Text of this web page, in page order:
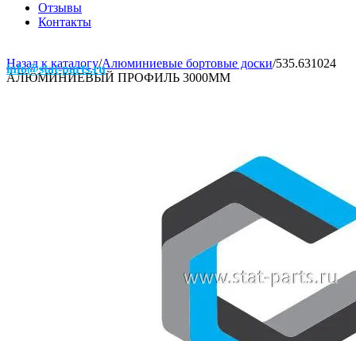
Отзывы
Контакты
info@stat-parts.ru
Назад к каталогу/Алюминиевые бортовые доски/535.631024
АЛЮМИНИЕВЫЙ ПРОФИЛЬ 3000ММ